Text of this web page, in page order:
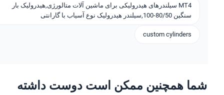
MT4 سیلندرهای هیدرولیکی برای ماشین آلات متالورژی,هيدرولیک بار
سنگین 80/50-100,سیلندر هیدرولیک نوع آسیاب با گارانتی
custom cylinders
شما همچنین ممکن است دوست داشته